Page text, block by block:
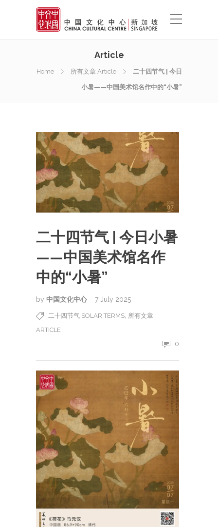
Article
Home 所有文章 Article 二十四节气 | 今日
小暑——中国美术馆名作中的“小暑”
二十四节气 | 今日小暑
——中国美术馆名作
中的“小暑”
by 中国文化中心 7 July 2025
二十四节气 SOLAR TERMS, 所有文章
ARTICLE
0